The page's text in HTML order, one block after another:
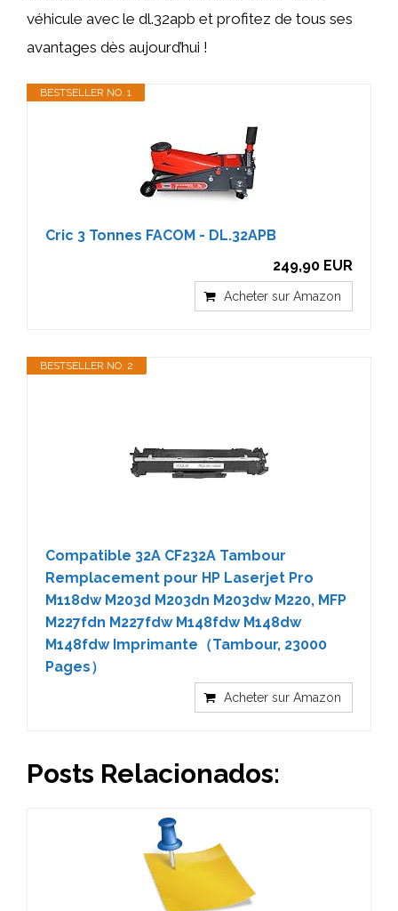
véhicule avec le dl.32apb et profitez de tous ses
avantages dès aujourd’hui !
BESTSELLER NO. 1
Cric 3 Tonnes FACOM - DL.32APB
249,90 EUR
Acheter sur Amazon
BESTSELLER NO. 2
Compatible 32A CF232A Tambour
Remplacement pour HP Laserjet Pro
M118dw M203d M203dn M203dw M220, MFP
M227fdn M227fdw M148fdw M148dw
M148fdw Imprimante（Tambour, 23000
Pages）
Acheter sur Amazon
Posts Relacionados: